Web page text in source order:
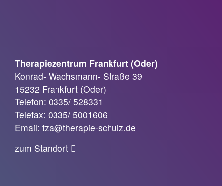
Therapiezentrum Frankfurt (Oder)
Konrad- Wachsmann- Straße 39
15232 Frankfurt (Oder)
Telefon: 0335/ 528331
Telefax: 0335/ 5001606
Email: tza@therapie-schulz.de
zum Standort